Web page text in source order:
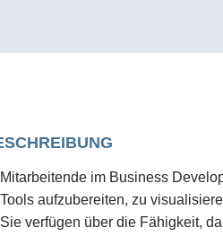
Mitarbeitende im Business
Tools aufzubereiten, zu
Sie verfügen über die Fähigkeit,